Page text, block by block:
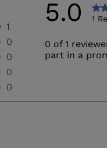
for
We